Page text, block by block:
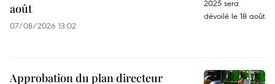
août
07/08/2026 13:02
Approbation du plan directeur